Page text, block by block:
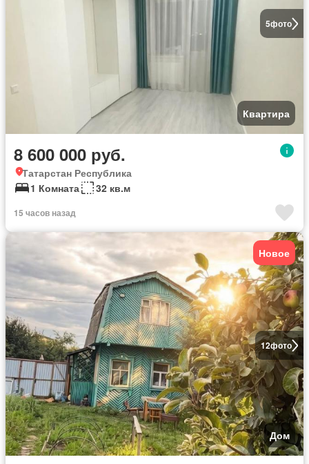
5фото
Квартира
8 600 000 руб.
Татарстан Республика
1 Комната
32 кв.м
15 часов назад
12фото
Новое
Дом